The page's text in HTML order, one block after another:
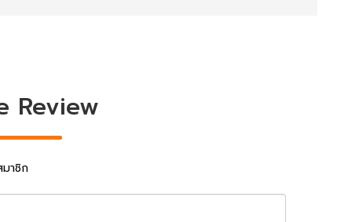
Review
าชิก